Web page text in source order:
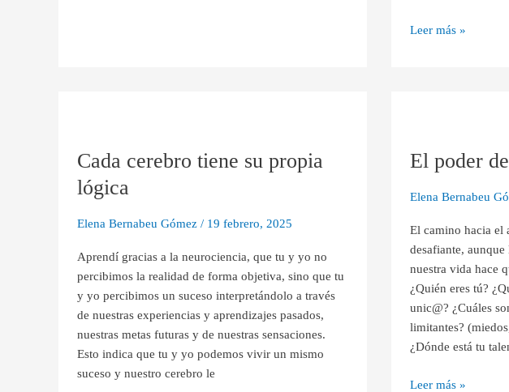
Leer más »
Cada cerebro tiene su propia
lógica
Elena Bernabeu Gómez / 19 febrero, 2025
Aprendí gracias a la neurociencia, que tu y yo no
percibimos la realidad de forma objetiva, sino que tu
y yo percibimos un suceso interpretándolo a través
de nuestras experiencias y aprendizajes pasados,
nuestras metas futuras y de nuestras sensaciones.
Esto indica que tu y yo podemos vivir un mismo
suceso y nuestro cerebro le
tiene
su
propia
El poder
Elena Bernabeu
El camino hacia el
desafiante,
nuestra vida hace
¿Quién eres tú?
unic@? ¿Cuáles
limitantes?
¿Dónde está tu
del
Leer más »